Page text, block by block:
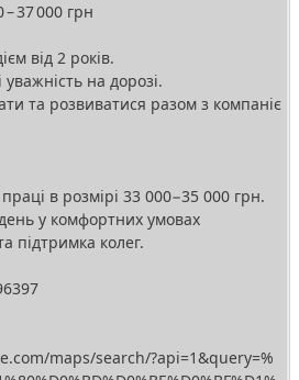
37 000 грн
від 2 років.
уважність на дорозі.
та розвиватися разом з компаніє
в розмірі 33 000−35 000 грн.
у комфортних умовах
підтримка колег.
maps/search/?api=1&query=%